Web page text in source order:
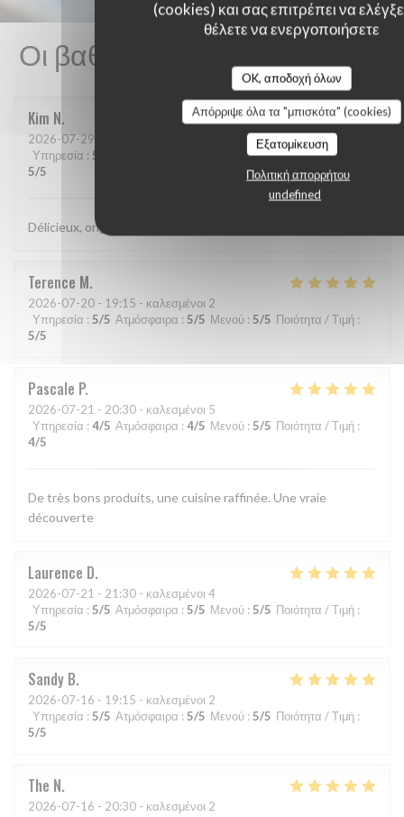
(cookies) και σας επιτρέπει να
θέλετε να ενεργοποιήσετε
OK, αποδοχή όλων
Απόρριψε όλα τα "μπισκότα" (cookies)
Εξατομίκευση
Πολιτική απορρήτου
undefined
Οι βαθμολογίες πελατών μας
Kim N
2026-07-29
Υπηρεσία : 5 :5/5 Ποιότητα / Τιμή
5/5
Délicieux, original, subtil et service très agréable.
Terence M
2026-07-20 - 19:15 - καλεσμένοι 2
Υπηρεσία : 5/5 Ατμόσφαιρα : 5/5 Μενού : 5/5 Ποιότητα / Τιμή :
5/5
Pascale P
2026-07-21 - 20:30 - καλεσμένοι 5
Υπηρεσία : 4/5 Ατμόσφαιρα : 4/5 Μενού : 5/5 Ποιότητα / Τιμή :
4/5
De très bons produits, une cuisine raffinée. Une vraie
découverte
Laurence D
2026-07-21 - 21:30 - καλεσμένοι 4
Υπηρεσία : 5/5 Ατμόσφαιρα : 5/5 Μενού : 5/5 Ποιότητα / Τιμή :
5/5
Sandy B
2026-07-16 - 19:15 - καλεσμένοι 2
Υπηρεσία : 5/5 Ατμόσφαιρα : 5/5 Μενού : 5/5 Ποιότητα / Τιμή :
5/5
The N
2026-07-16 - 20:30 - καλεσμένοι 2